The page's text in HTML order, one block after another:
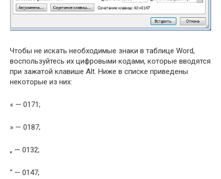
Чтобы не искать необходимые знаки в таблице Word,
воспользуйтесь их цифровыми кодами, которые вводятся
при зажатой клавише Alt. Ниже в списке приведены
некоторые из них:
« — 0171;
» — 0187;
„ — 0132;
“ — 0147;